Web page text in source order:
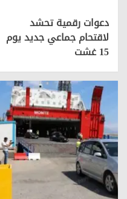
دعوات رقمية تحشد
لاقتحام جماعي جديد يوم
15 غشت